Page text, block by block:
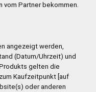
vom Partner bekommen.
angezeigt werden,
(Datum/Uhrzeit) und
gelten die
Kaufzeitpunkt [auf
oder anderen